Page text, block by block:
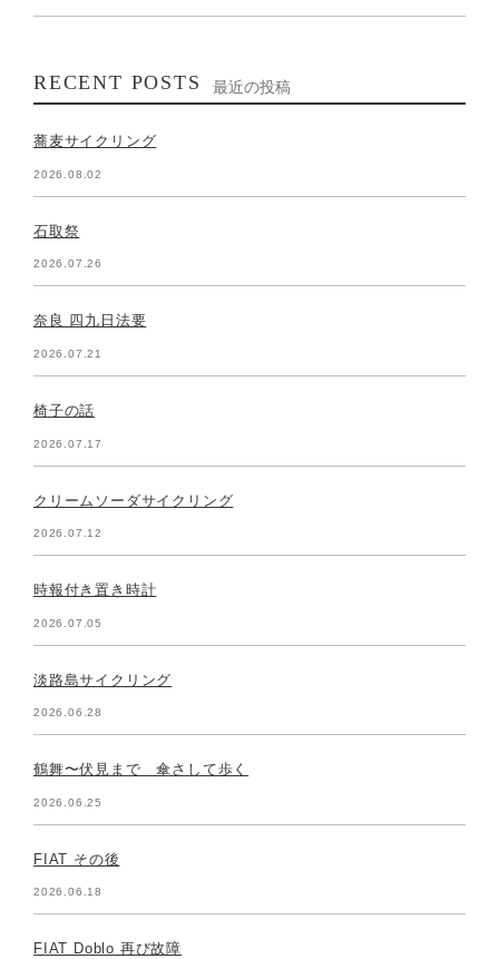
RECENT POSTS 最近の投稿
蕎麦サイクリング
2026.08.02
石取祭
2026.07.26
奈良 四九日法要
2026.07.21
椅子の話
2026.07.17
クリームソーダサイクリング
2026.07.12
時報付き置き時計
2026.07.05
淡路島サイクリング
2026.06.28
鶴舞〜伏見まで 傘さして歩く
2026.06.25
FIAT その後
2026.06.18
FIAT Doblo 再び故障